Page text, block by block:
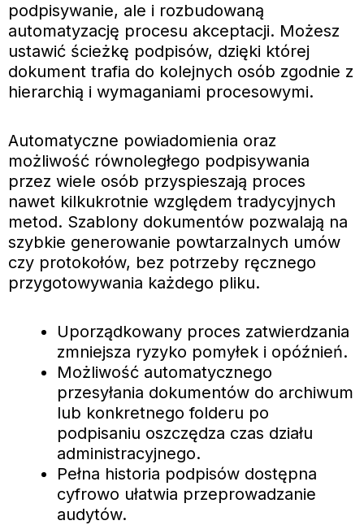
podpisywanie, ale i rozbudowaną
automatyzację procesu akceptacji. Możesz
ustawić ścieżkę podpisów, dzięki której
dokument trafia do kolejnych osób zgodnie z
hierarchią i wymaganiami procesowymi.
Automatyczne powiadomienia oraz
możliwość równoległego podpisywania
przez wiele osób przyspieszają proces
nawet kilkukrotnie względem tradycyjnych
metod. Szablony dokumentów pozwalają na
szybkie generowanie powtarzalnych umów
czy protokołów, bez potrzeby ręcznego
przygotowywania każdego pliku.
Uporządkowany proces zatwierdzania
zmniejsza ryzyko pomyłek i opóźnień.
Możliwość automatycznego
przesyłania dokumentów do archiwum
lub konkretnego folderu po
podpisaniu oszczędza czas działu
administracyjnego.
Pełna historia podpisów dostępna
cyfrowo ułatwia przeprowadzanie
audytów.